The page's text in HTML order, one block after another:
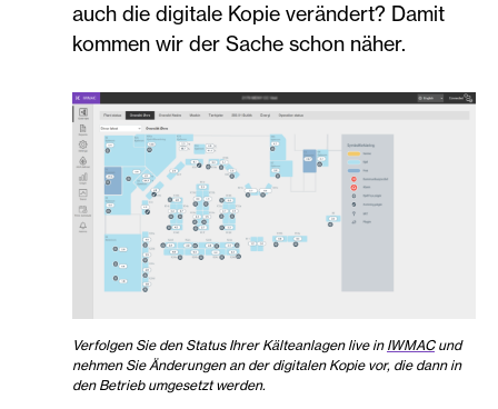
auch die digitale Kopie verändert? Damit
kommen wir der Sache schon näher.
Verfolgen Sie den Status Ihrer Kälteanlagen live in IWMACund
nehmen Sie Änderungen an der digitalen Kopie vor, die dann in
den Betrieb umgesetzt werden.